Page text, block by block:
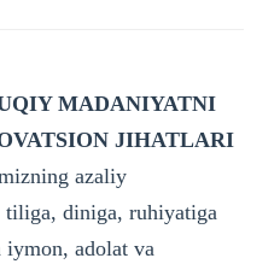
MADANIYATNI
JIHATLARI
azaliy
tiliga, diniga, ruhiyatiga
iymon, adolat va